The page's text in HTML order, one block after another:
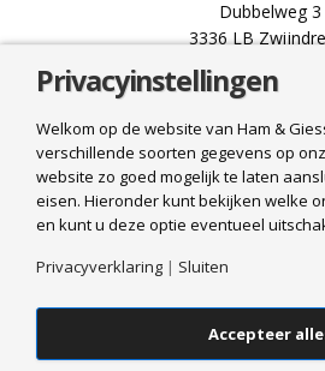
Dubbelweg 3
3336 LB
078 61 02 444
info@hamgiessen.nl
Bel ons
Mail ons
© 2025 Van der Ham & Giessen. All
Media Groep|Algemene voorwaarden|
Privacyinstellingen
Welkom op de website van Ham &
verschillende soorten gegevens op
website zo goed mogelijk te laten
eisen. Hieronder kunt bekijken welke
en kunt u deze optie eventueel
Privacyverklaring | Sluiten
Accepteer